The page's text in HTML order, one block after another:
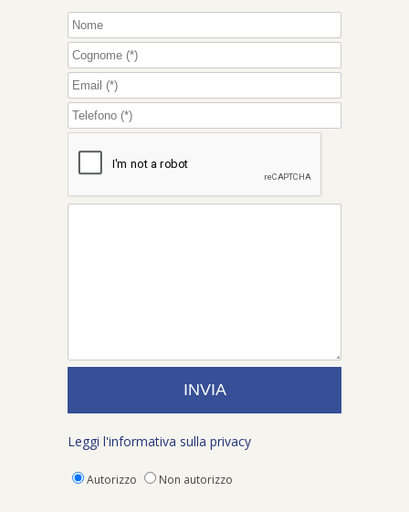
Leggi l'informativa sulla privacy
Autorizzo Non autorizzo